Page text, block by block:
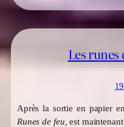
Les runes
Après la sortie en papier
Runes de feu, est